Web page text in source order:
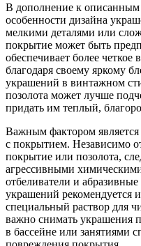
В дополнение к описанным
особенности дизайна
мелкими деталями или
покрытие может быть
обеспечивает более четкое
благодаря своему яркому
украшений в винтажном
позолота может лучше
придать им теплый,
Важным фактором
с покрытием. Независимо
покрытие или позолота,
агрессивными
отбеливатели и
украшений рекомендуется
специальный раствор для
важно снимать украшения
в бассейне или занятиями